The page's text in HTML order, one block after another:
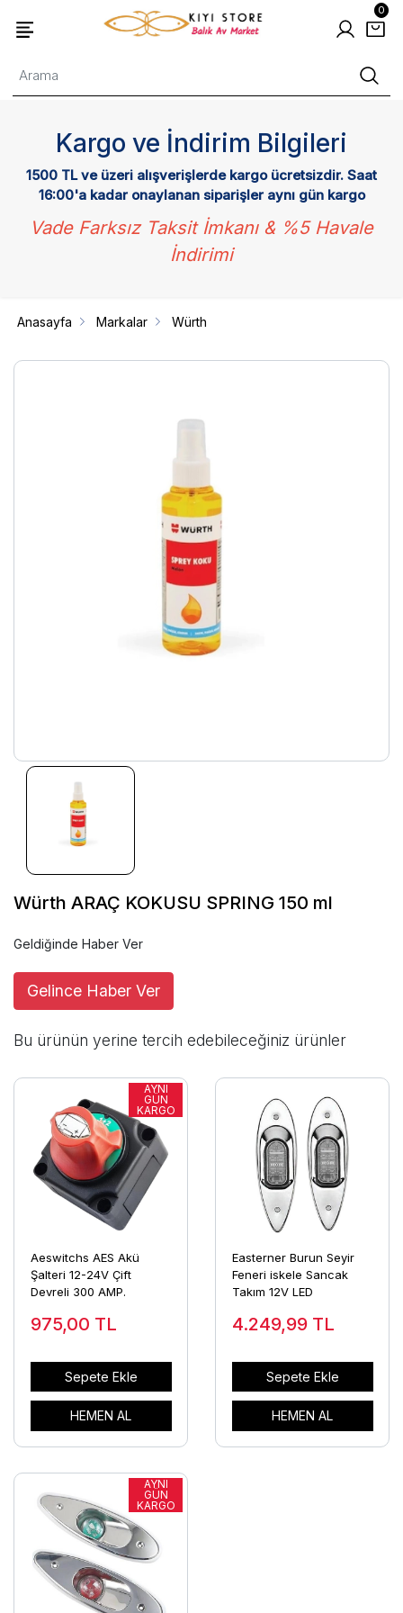
0
Kargo ve İndirim Bilgileri
1500 TL ve üzeri alışverişlerde kargo ücretsizdir. Saat
16:00'a kadar onaylanan siparişler aynı gün kargo
Vade Farksız Taksit İmkanı & %5 Havale
İndirimi
Anasayfa Markalar Würth
Würth ARAÇ KOKUSU SPRING 150 ml
Geldiğinde Haber Ver
Gelince Haber Ver
Bu ürünün yerine tercih edebileceğiniz ürünler
Aeswitchs AES Akü
Şalteri 12-24V Çift
Devreli 300 AMP.
975,00 TL
Sepete Ekle
HEMEN AL
Easterner Burun Seyir
Feneri iskele Sancak
Takım 12V LED
4.249,99 TL
Sepete Ekle
HEMEN AL